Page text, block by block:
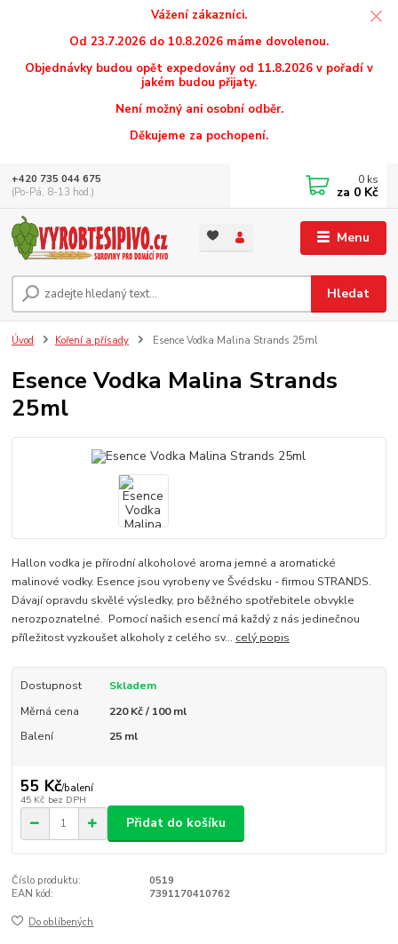
Vážení zákazníci.
Od 23.7.2026 do 10.8.2026 máme dovolenou.
Objednávky budou opět expedovány od 11.8.2026 v pořadí v
jakém budou přijaty.
Není možný ani osobní odběr.
Děkujeme za pochopení.
Menu
Hledat
+420 735 044 675
(Po-Pá, 8-13 hod.)
0 ks
za 0 Kč
Úvod Koření a přísady Esence Vodka Malina Strands 25ml
Esence Vodka Malina Strands
25ml
Hallon vodka je přírodní alkoholové aroma jemné a aromatické
malinové vodky. Esence jsou vyrobeny ve Švédsku - firmou STRANDS.
Dávají opravdu skvělé výsledky, pro běžného spotřebitele obvykle
nerozpoznatelné. Pomocí našich esencí má každý z nás jedinečnou
příležitost vyzkoušet alkoholy z celého sv... celý popis
Dostupnost
Skladem
Měrná cena
220 Kč / 100 ml
Balení
25 ml
55 Kč/balení
45 Kč bez DPH
Přidat do košíku
Číslo produktu:
0519
EAN kód:
7391170410762
Do oblíbených